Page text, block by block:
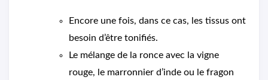
Encore une fois, dans ce cas, les tissus ont
besoin d’être tonifiés.
Le mélange de la ronce avec la vigne
rouge, le marronnier d’inde ou le fragon